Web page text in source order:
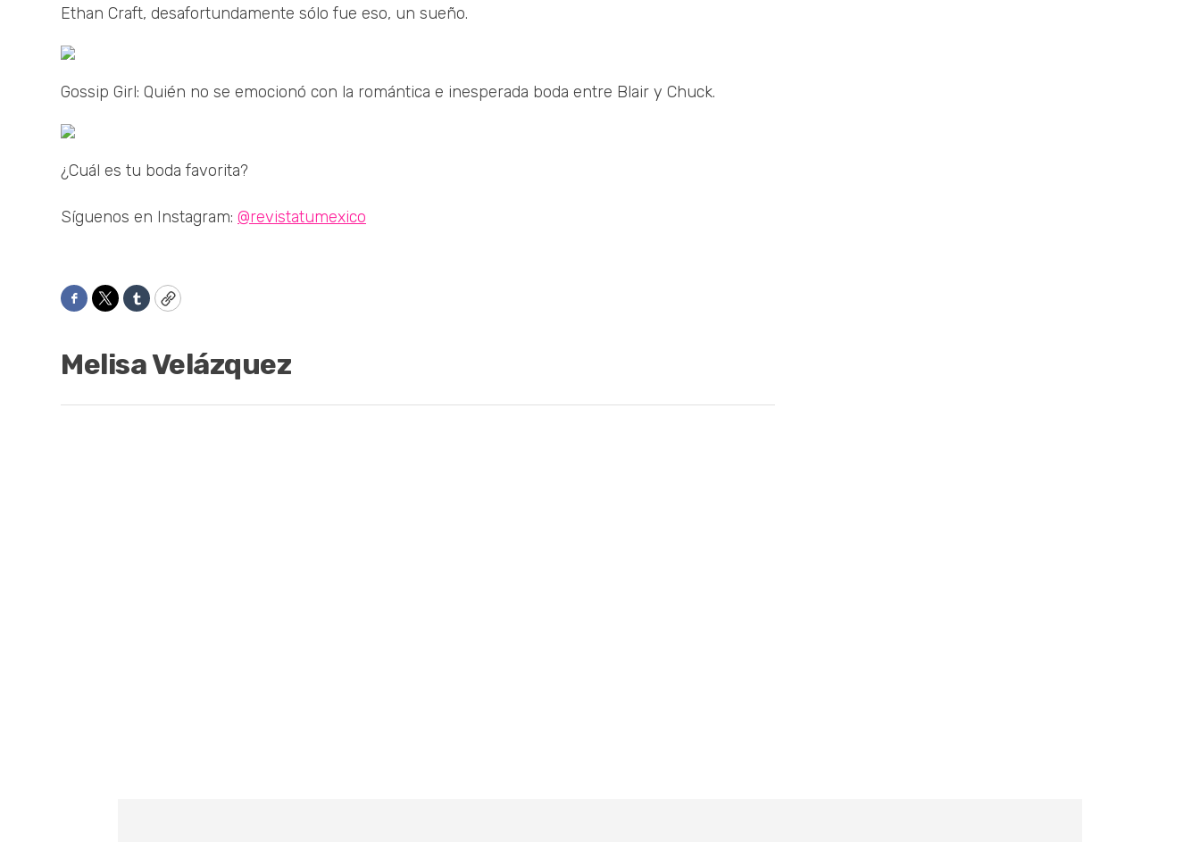
Ethan Craft, desafortundamente sólo fue eso, un sueño.
Gossip Girl: Quién no se emocionó con la romántica e inesperada boda entre Blair y Chuck.
¿Cuál es tu boda favorita?
Síguenos en Instagram: @revistatumexico
Facebook
TwitterTumblrCopy
Melisa Velázquez